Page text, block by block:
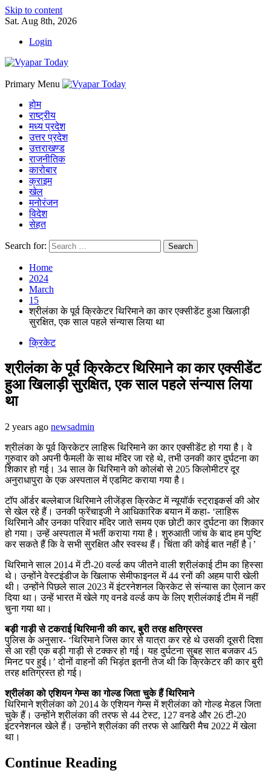
Skip to content
Sat. Aug 8th, 2026
Login
Primary Menu
होम
राष्ट्रीय
मध्य प्रदेश
उत्तर प्रदेश
उत्तराखण्ड
राजनीतिक
कारोबार
क्राइम
खेल
मनोरंजन
विदेश
सेहत
Search for:
Home
2024
March
15
श्रीलंका के पूर्व क्रिकेटर थिरिमाने का कार एक्सीडेंट हुआ खिलाड़ी
सुरक्षित, एक साल पहले संन्यास लिया था
क्रिकेट
श्रीलंका के पूर्व क्रिकेटर थिरिमाने का कार एक्सीडेंट
हुआ खिलाड़ी सुरक्षित, एक साल पहले संन्यास लिया
था
2 years ago newsadmin
श्रीलंका के पूर्व क्रिकेटर लाहिरू थिरिमाने का कार एक्सीडेंट हो गया है। वे
गुरुवार को अपनी फैमली के साथ मंदिर जा रहे थे, तभी उनकी कार दुर्घटना का
शिकार हो गई। 34 साल के थिरिमाने को कोलंबो से 205 किलोमीटर दूर
अनुराधापुरा के एक अस्पताल में एडमिट कराया गया है।
टॉप ऑर्डर बल्लेबाज थिरिमाने लीजेंड्स क्रिकेट में न्यूयॉर्क स्ट्राइकर्स की ओर
से खेल रहे हैं। उनकी फ्रेंचाइजी ने आधिकारिक बयान में कहा- ‘लाहिरू
थिरिमाने और उनका परिवार मंदिर जाते समय एक छोटी कार दुर्घटना का शिकार
हो गया। उन्हें अस्पताल में भर्ती कराया गया है। शुरुआती जांच के बाद हम पुष्टि
कर सकते हैं कि वे सभी सुरक्षित और स्वस्थ हैं। चिंता की कोई बात नहीं है।’
थिरिमाने साल 2014 में टी-20 वर्ल्ड कप जीतने वाली श्रीलंकाई टीम का हिस्सा
थे। उन्होंने वेस्टइंडीज के खिलाफ सेमीफाइनल में 44 रनों की अहम पारी खेली
थी। उन्होंने पिछले साल 2023 में इंटरनेशनल क्रिकेट से संन्यास का ऐलान कर
दिया था। उन्हें भारत में खेले गए वनडे वर्ल्ड कप के लिए श्रीलंकाई टीम में नहीं
चुना गया था।
बड़ी गाड़ी से टकराई थिरिमानी की कार, बुरी तरह क्षतिग्रस्त
पुलिस के अनुसार- ‘थिरिमाने जिस कार से यात्रा कर रहे थे उसकी दूसरी दिशा
से आ रही एक बड़ी गाड़ी से टक्कर हो गई। यह दुर्घटना सुबह सात बजकर 45
मिनट पर हुई।’ दोनों वाहनों की भिड़ंत इतनी तेज थी कि क्रिकेटर की कार बुरी
तरह क्षतिग्रस्त हो गई।
श्रीलंका को एशियन गेम्स का गोल्ड जिता चुके हैं थिरिमाने
थिरिमाने श्रीलंका को 2014 के एशियन गेम्स में श्रीलंका को गोल्ड मेडल जिता
चुके हैं। उन्होंने श्रीलंका की तरफ से 44 टेस्ट, 127 वनडे और 26 टी-20
इंटरनेशनल खेले हैं। उन्होंने श्रीलंका की तरफ से आखिरी मैच 2022 में खेला
था।
Continue Reading